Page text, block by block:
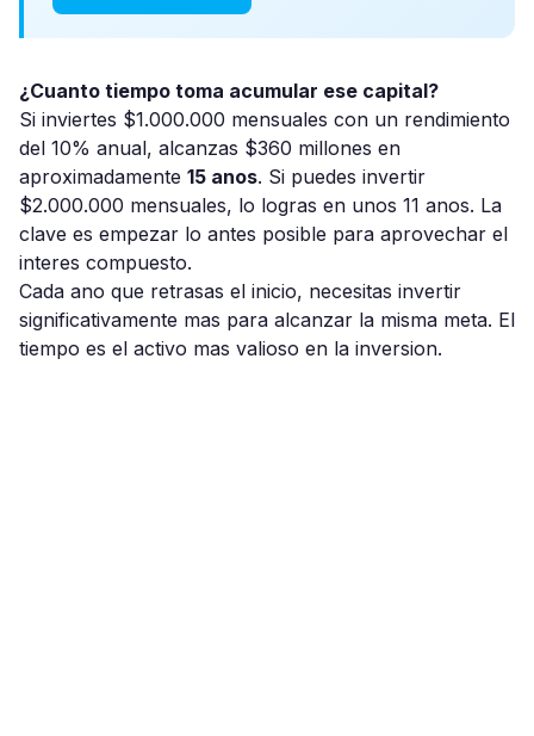
¿Cuanto tiempo toma acumular ese capital?
Si inviertes $1.000.000 mensuales con un rendimiento
del 10% anual, alcanzas $360 millones en
aproximadamente 15 anos. Si puedes invertir
$2.000.000 mensuales, lo logras en unos 11 anos. La
clave es empezar lo antes posible para aprovechar el
interes compuesto.
Cada ano que retrasas el inicio, necesitas invertir
significativamente mas para alcanzar la misma meta. El
tiempo es el activo mas valioso en la inversion.